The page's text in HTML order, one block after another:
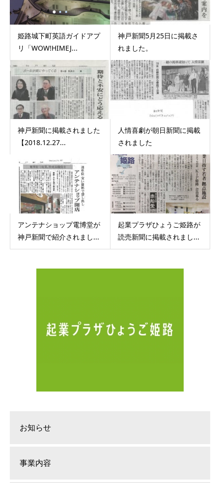
姫路城下町英語ガイドアプ
リ「WOW!HIMEJ...
神戸新聞5月25日に掲載さ
れました。
神戸新聞に掲載されました
【2018.12.27...
人情喜劇が朝日新聞に掲載
されました
アンテナショップ電博堂が
神戸新聞で紹介されまし...
起業プラザひょうご姫路が
読売新聞に掲載されまし...
お知らせ
事業内容